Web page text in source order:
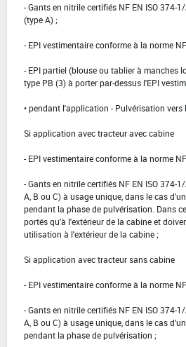
- Gants en nitrile certifiés NF EN ISO 374-
(type A) ;
- EPI vestimentaire conforme à la norme
- EPI partiel (blouse ou tablier à manches
type PB (3) à porter par-dessus l'EPI
• pendant l'application - Pulvérisation vers
Si application avec tracteur avec cabine
- EPI vestimentaire conforme à la norme
- Gants en nitrile certifiés NF EN ISO 374-
A, B ou C) à usage unique, dans le cas
pendant la phase de pulvérisation. Dans
portés qu'à l'extérieur de la cabine et
utilisation à l'extérieur de la cabine ;
Si application avec tracteur sans cabine
- EPI vestimentaire conforme à la norme
- Gants en nitrile certifiés NF EN ISO 374-
A, B ou C) à usage unique, dans le cas
pendant la phase de pulvérisation ;